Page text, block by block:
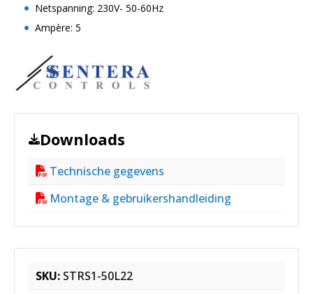
Netspanning: 230V- 50-60Hz
Ampère: 5
Downloads
Technische gegevens
Montage & gebruikershandleiding
SKU: STRS1-50L22